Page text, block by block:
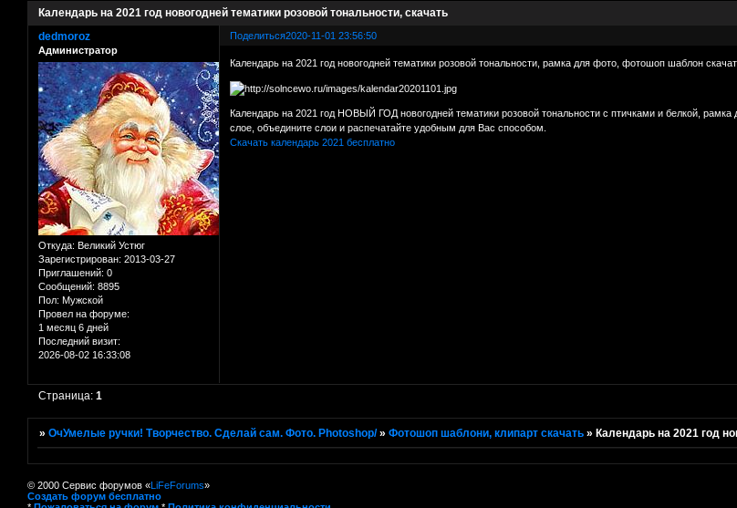
Календарь на 2021 год новогодней тематики розовой тональности, скачать
Поделиться2020-11-01 23:56:50
dedmoroz
Администратор
Откуда: Великий Устюг
Зарегистрирован: 2013-03-27
Приглашений: 0
Сообщений: 8895
Пол: Мужской
Провел на форуме:
1 месяц 6 дней
Последний визит:
2026-08-02 16:33:08
Календарь на 2021 год новогодней тематики розовой тональности, рамка для фото, фотошоп шаблон
Календарь на 2021 год НОВЫЙ ГОД новогодней тематики розовой тональности с птичками и белкой,
слое, объедините слои и распечатайте удобным для Вас способом.
Скачать календарь 2021 бесплатно
Страница:1
»ОчУмелые ручки! Творчество. Сделай сам. Фото. Photoshop/ »Фотошоп шаблони, клипарт скачать » Календарь на 2021 год
© 2000 Сервис форумов «LiFeForums»
Создать форум бесплатно